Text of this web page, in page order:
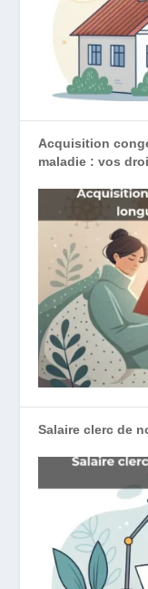
Acquisition
maladie : vos
Salaire clerc de